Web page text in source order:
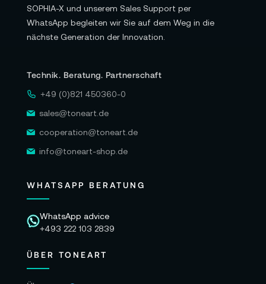
1x Garantiekarte
Garantie:
Alle Angaben ohne Gewähr. Bitte beachten
Sie auch die aktuellen und detaillierten
Informationen des Herstellers.
SOPHIA-X und unserem Sales Support per
WhatsApp begleiten wir Sie auf dem Weg in die
nächste Generation der Innovation.
Technik. Beratung. Partnerschaft
+49 (0)821 450360-0
sales@toneart.de
cooperation@toneart.de
info@toneart-shop.de
WHATSAPP BERATUNG
WhatsApp advice
+493 222 103 2839
ÜBER TONEART